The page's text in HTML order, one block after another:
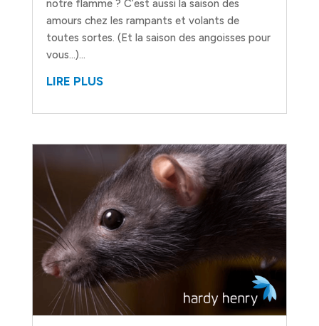
notre flamme ? C’est aussi la saison des
amours chez les rampants et volants de
toutes sortes. (Et la saison des angoisses pour
vous…)...
LIRE PLUS